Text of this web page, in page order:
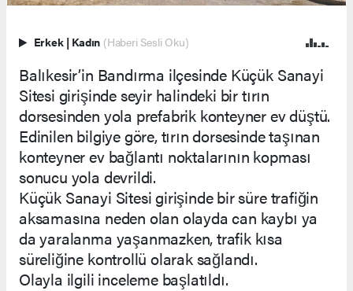
Erkek | Kadın (Haberi Sesli Oku)
Balıkesir’in Bandırma ilçesinde Küçük Sanayi
Sitesi girişinde seyir halindeki bir tırın
dorsesinden yola prefabrik konteyner ev düştü.
Edinilen bilgiye göre, tırın dorsesinde taşınan
konteyner ev bağlantı noktalarının kopması
sonucu yola devrildi.
Küçük Sanayi Sitesi girişinde bir süre trafiğin
aksamasına neden olan olayda can kaybı ya
da yaralanma yaşanmazken, trafik kısa
süreliğine kontrollü olarak sağlandı.
Olayla ilgili inceleme başlatıldı.